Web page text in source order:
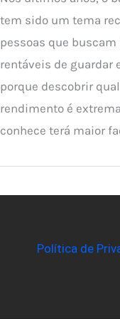
tem sido um tema
pessoas que
rentáveis de guardar
porque descobrir
rendimento é
conhece terá maior
Política de